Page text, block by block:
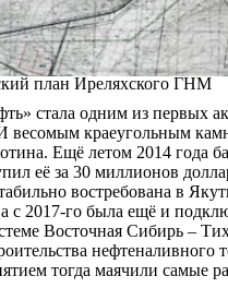
план Иреляхского ГНМ
стала одним из первых
весомым краеугольным
Ещё летом 2014 года
её за 30 миллионов
востребована в
с 2017-го была ещё и
Восточная Сибирь –
нефтеналивного
тогда маячили самые